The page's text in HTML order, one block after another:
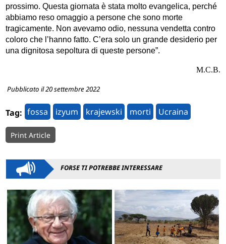
prossimo. Questa giornata è stata molto evangelica, perché
abbiamo reso omaggio a persone che sono morte
tragicamente. Non avevamo odio, nessuna vendetta contro
coloro che l’hanno fatto. C’era solo un grande desiderio per
una dignitosa sepoltura di queste persone”.
M.C.B.
Pubblicato il 20 settembre 2022
Tag: fossa izyum krajewski morti Ucraina
Print Article
FORSE TI POTREBBE INTERESSARE